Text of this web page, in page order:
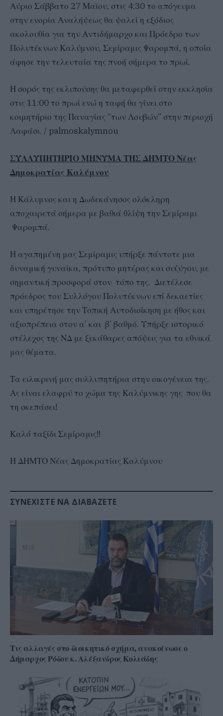
Αύριο Σάββατο 27 Μαϊου, στις 4:30 το απόγευμα
στην ενορία Αναλήψεως θα ψαλεί η εξόδιος
ακολουθία για την Αντιδήμαρχο και Πρόεδρο των
Πολυτέκνων Καλύμνου, Σεμίραμις Ψαρομπά, η οποία
άφησε την τελευταία της πνοή σήμερα το πρωί.
Η σορός της εκλιπούσης θα μεταφερθεί στην εκκλησία
στις 11:00 το πρωί ενώ η ταφή θα γίνει στο
κοιμητήριο της Παναγίας “των Λουβών” στην περιοχή
Λαφάσι. / palmoskalymnou
ΣΥΛΛΥΠΗΤΗΡΙΟ ΜΗΝΥΜΑ ΤΗΣ ΔΗΜΤΟ Νέας
Δημοκρατίας Καλύμνου
Η Κάλυμνος και η Δωδεκάνησος ολόκληρη
αποχαιρετά σήμερα με βαθιά θλίψη την Σεμίραμι
Ψαρομπά.
Η αγαπημένη μας Σεμίραμις υπήρξε πάντοτε μια
δυναμική γυναίκα, πρότυπο μητέρας και συζύγου, με
σημαντική προσφορά στον τόπο της. Διετέλεσε
πρόεδρος του Συλλόγου Πολυτέκνων επί δεκαετίες
και υπηρέτησε την Τοπική Αυτοδιοίκηση με ήθος και
αξιοπρέπεια στον α’ και β’ βαθμό. Υπήρξε ιστορικό
στέλεχος της ΝΔ με ξεκάθαρες απόψεις για τα εθνικά
μας θέματα.
Τα ειλικρινή μας συλλυπητήρια στην οικογένεια της.
Ας είναι ελαφρύ το χώμα της Καλύμνικης γης που θα
τη σκεπάσει!
Καλό ταξίδι Σεμίραμις!!
Η ΔΗΜΤΟ Νέας Δημοκρατίας Καλύμνου
ΣΥΝΕΧΊΣΤΕ ΝΑ ΔΙΑΒΆΖΕΤΕ
Τις αλλαγές στο διοικητικό σχήμα, ανακοίνωσε ο
Δήμαρχος Ρόδου κ. Αλέξανδρος Κολιάδης